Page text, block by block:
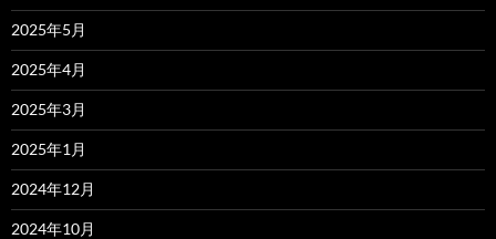
2025年5月
2025年4月
2025年3月
2025年1月
2024年12月
2024年10月